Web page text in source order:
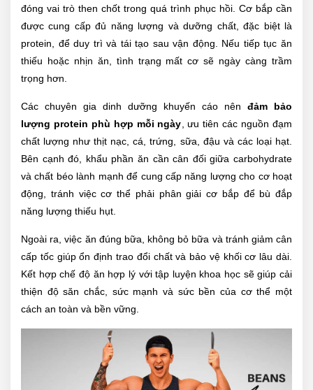
đóng vai trò then chốt trong quá trình phục hồi. Cơ bắp cần
được cung cấp đủ năng lượng và dưỡng chất, đặc biệt là
protein, để duy trì và tái tạo sau vận động. Nếu tiếp tục ăn
thiếu hoặc nhịn ăn, tình trạng mất cơ sẽ ngày càng trầm
trọng hơn.
Các chuyên gia dinh dưỡng khuyến cáo nên đảm bảo
lượng protein phù hợp mỗi ngày, ưu tiên các nguồn đạm
chất lượng như thịt nạc, cá, trứng, sữa, đậu và các loại hạt.
Bên cạnh đó, khẩu phần ăn cần cân đối giữa carbohydrate
và chất béo lành mạnh để cung cấp năng lượng cho cơ hoạt
động, tránh việc cơ thể phải phân giải cơ bắp để bù đắp
năng lượng thiếu hụt.
Ngoài ra, việc ăn đúng bữa, không bỏ bữa và tránh giảm cân
cấp tốc giúp ổn định trao đổi chất và bảo vệ khối cơ lâu dài.
Kết hợp chế độ ăn hợp lý với tập luyện khoa học sẽ giúp cải
thiện độ săn chắc, sức mạnh và sức bền của cơ thể một
cách an toàn và bền vững.